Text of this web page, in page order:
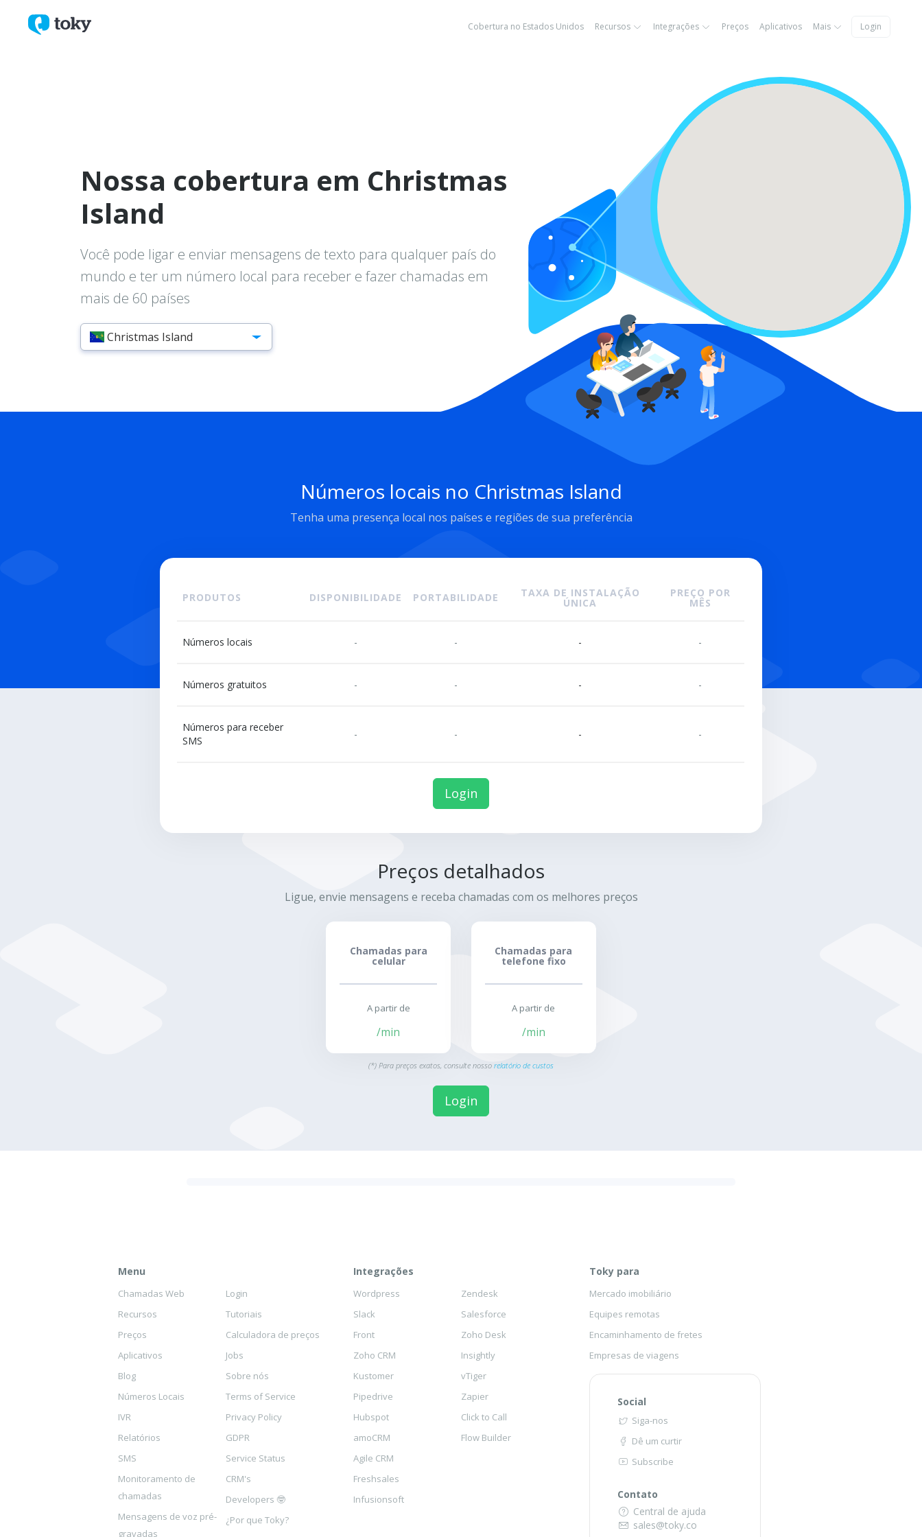
Cobertura no Estados Unidos Recursos Integrações Preços Aplicativos Mais Login
Nossa cobertura em Christmas
Island
Você pode ligar e enviar mensagens de texto para qualquer país do
mundo e ter um número local para receber e fazer chamadas em
mais de 60 países
Christmas Island
Números locais no Christmas Island
Tenha uma presença local nos países e regiões de sua preferência
PRODUTOS DISPONIBILIDADE PORTABILIDADE TAXA DE INSTALAÇÃO
ÚNICA
PREÇO POR
MÊS
Números locais - - - -
Números gratuitos - - - -
Números para receber
SMS
- - - -
Login
Preços detalhados
Ligue, envie mensagens e receba chamadas com os melhores preços
Chamadas para
celular
A partir de
/min
Chamadas para
telefone fixo
A partir de
/min
(*) Para preços exatos, consulte nosso relatório de custos
Login
Menu
Chamadas Web
Recursos
Preços
Aplicativos
Blog
Números Locais
IVR
Relatórios
SMS
Monitoramento de
chamadas
Mensagens de voz pré-
gravadas
Login
Tutoriais
Calculadora de preços
Jobs
Sobre nós
Terms of Service
Privacy Policy
GDPR
Service Status
CRM's
Developers 🤓
¿Por que Toky?
Integrações
Wordpress
Slack
Front
Zoho CRM
Kustomer
Pipedrive
Hubspot
amoCRM
Agile CRM
Freshsales
Infusionsoft
Zendesk
Salesforce
Zoho Desk
Insightly
vTiger
Zapier
Click to Call
Flow Builder
Toky para
Mercado imobiliário
Equipes remotas
Encaminhamento de fretes
Empresas de viagens
Social
Siga-nos
Dê um curtir
Subscribe
Contato
Central de ajuda
sales@toky.co